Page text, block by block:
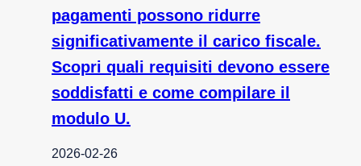
pagamenti possono ridurre
significativamente il carico fiscale.
Scopri quali requisiti devono essere
soddisfatti e come compilare il
modulo U.
2026-02-26